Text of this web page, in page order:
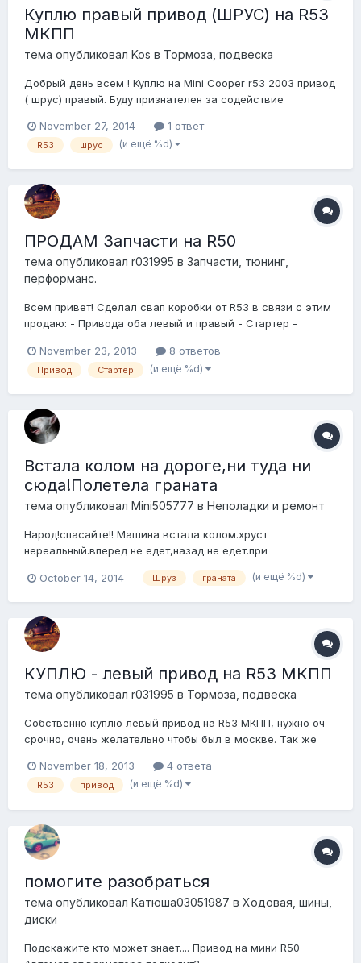
Куплю правый привод (ШРУС) на R53
МКПП
тема опубликовал Kos в Тормоза, подвеска
Добрый день всем ! Куплю на Mini Cooper r53 2003 привод
( шрус) правый. Буду признателен за содействие
November 27, 2014 1 ответ
R53 шрус (и ещё %d)
ПРОДАМ Запчасти на R50
тема опубликовал r031995 в Запчасти, тюнинг,
перформанс.
Всем привет! Сделал свап коробки от R53 в связи с этим
продаю: - Привода оба левый и правый - Стартер -
колодками (новые оригинал проехали не более 100км ) -
задние суппорта с колодками от R56 Так же есть: - короб
November 23, 2013 8 ответов
Привод Стартер (и ещё %d)
Встала колом на дороге,ни туда ни
сюда!Полетела граната
тема опубликовал Mini505777 в Неполадки и ремонт
Народ!спасайте!! Машина встала колом.хруст
нереальный.вперед не едет,назад не едет.при
эвакуаторе в сервис.Приговор: полетела левая граната .
граната продается в сборе со шрузом за бешеные деньги.
Н...
October 14, 2014 Шруз граната (и ещё %d)
КУПЛЮ - левый привод на R53 МКПП
тема опубликовал r031995 в Тормоза, подвеска
Собственно куплю левый привод на R53 МКПП, нужно оч
срочно, очень желательно чтобы был в москве. Так же
МКПП шестиступки +7 925 377 пять пять 51
November 18, 2013 4 ответа
R53 привод (и ещё %d)
помогите разобраться
тема опубликовал Катюша03051987 в Ходовая, шины,
диски
Подскажите кто может знает.... Привод на мини R50